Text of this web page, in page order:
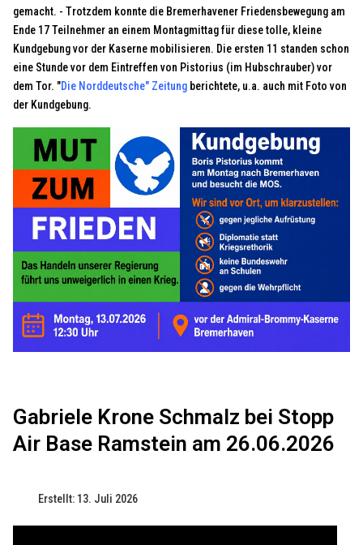
gemacht. - Trotzdem konnte die Bremerhavener Friedensbewegung am
Ende 17 Teilnehmer an einem Montagmittag für diese tolle, kleine
Kundgebung vor der Kaserne mobilisieren. Die ersten 11 standen schon
eine Stunde vor dem Eintreffen von Pistorius (im Hubschrauber) vor
dem Tor. "Die Norddeutsche" Zeitung berichtete, u.a. auch mit Foto von
der Kundgebung.
Gabriele Krone Schmalz bei Stopp
Air Base Ramstein am 26.06.2026
Erstellt: 13. Juli 2026